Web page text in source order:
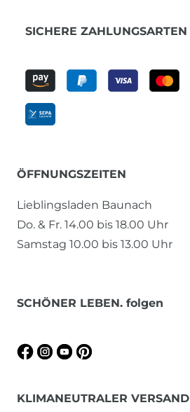
SICHERE ZAHLUNGSARTEN
ÖFFNUNGSZEITEN
Lieblingsladen Baunach
Do. & Fr. 14.00 bis 18.00 Uhr
Samstag 10.00 bis 13.00 Uhr
SCHÖNER LEBEN. folgen
KLIMANEUTRALER VERSAND